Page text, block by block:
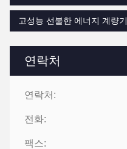
연락처
연락처:
전화:
팩스:
고성능 선불한 에너지 계량기